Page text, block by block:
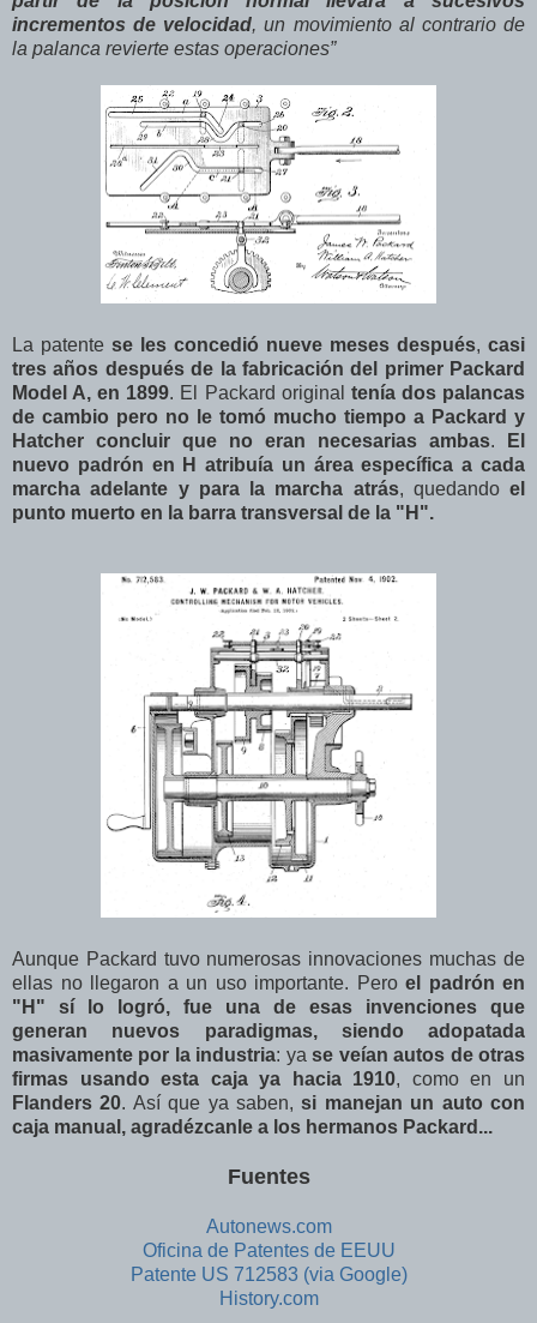
incrementos de velocidad, un movimiento al contrario de
la palanca revierte estas operaciones”
La patente se les concedió nueve meses después, casi
tres años después de la fabricación del primer Packard
Model A, en 1899. El Packard original tenía dos palancas
de cambio pero no le tomó mucho tiempo a Packard y
Hatcher concluir que no eran necesarias ambas.
El
nuevo padrón en H atribuía un área específica a cada
marcha adelante y para la marcha atrás, quedando el
punto muerto en la barra transversal de la "H".
Aunque Packard tuvo numerosas innovaciones muchas de
ellas no llegaron a un uso importante. Pero el padrón en
"H" sí lo logró, fue una de esas invenciones que
generan nuevos paradigmas, siendo adopatada
masivamente por la industria: ya se veían autos de otras
firmas usando esta caja ya hacia 1910, como en un
Flanders 20. Así que ya saben,si manejan un auto con
caja manual, agradézcanle a los hermanos Packard...
Fuentes
Autonews.com
Oficina de Patentes de EEUU
Patente US 712583 (via Google)
History.com